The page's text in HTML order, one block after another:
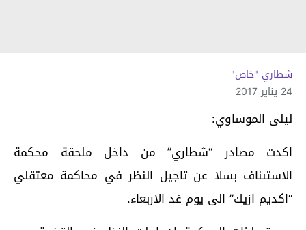
شطاري "خاص"
24 يناير 2017
ليلى الموساوي:
اكدت مصادر “شطاري” من داخل ملحقة محكمة
الاستىناف بسلا عن تاجيل النظر في محاكمة معتقلي
“اكديم ازيك” الى يوم غد الاربعاء.